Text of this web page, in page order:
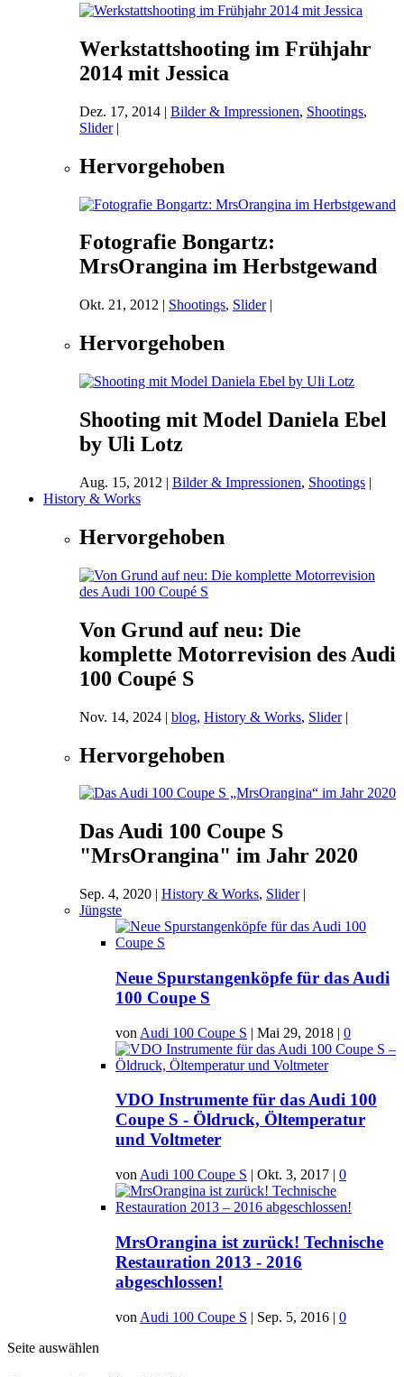
Werkstattshooting im Frühjahr
2014 mit Jessica
Dez. 17, 2014 | Bilder & Impressionen, Shootings,
Slider|
Hervorgehoben
Fotografie Bongartz:
MrsOrangina im Herbstgewand
Okt. 21, 2012 | Shootings, Slider|
Hervorgehoben
Shooting mit Model Daniela Ebel
by Uli Lotz
Aug. 15, 2012 | Bilder & Impressionen, Shootings |
History & Works
Hervorgehoben
Von Grund auf neu: Die
komplette Motorrevision des Audi
100 Coupé S
Nov. 14, 2024 | blog, History & Works, Slider|
Hervorgehoben
Das Audi 100 Coupe S
"MrsOrangina" im Jahr 2020
Sep. 4, 2020 | History & Works, Slider|
Jüngste
Neue Spurstangenköpfe für das Audi
100 Coupe S
von Audi 100 Coupe S | Mai 29, 2018 | 0
VDO Instrumente für das Audi 100
Coupe S - Öldruck, Öltemperatur
und Voltmeter
von Audi 100 Coupe S | Okt. 3, 2017 | 0
MrsOrangina ist zurück! Technische
Restauration 2013 - 2016
abgeschlossen!
von Audi 100 Coupe S | Sep. 5, 2016 | 0
Seite auswählen